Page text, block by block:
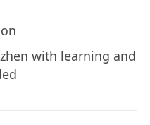
with learning and